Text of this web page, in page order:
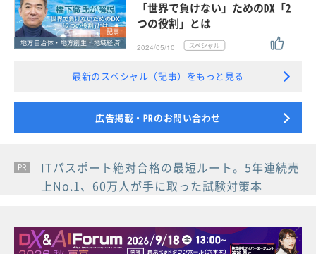
記事
地方自治体・地方創生・地域経済
「世界で負けない」ためのDX「2
つの役割」とは
2024/05/10
最新のスペシャル（記事）をもっと見る
広告掲載・PRのお問い合わせ
PR
PR
PR
ITパスポート絶対合格の最短ルート。5年連続売
上No.1、60万人が手に取った試験対策本